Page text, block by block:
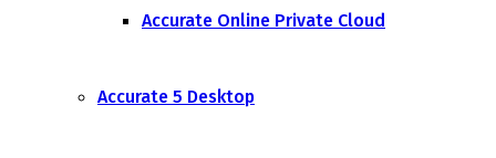
Accurate Online Private Cloud
Accurate 5 Desktop